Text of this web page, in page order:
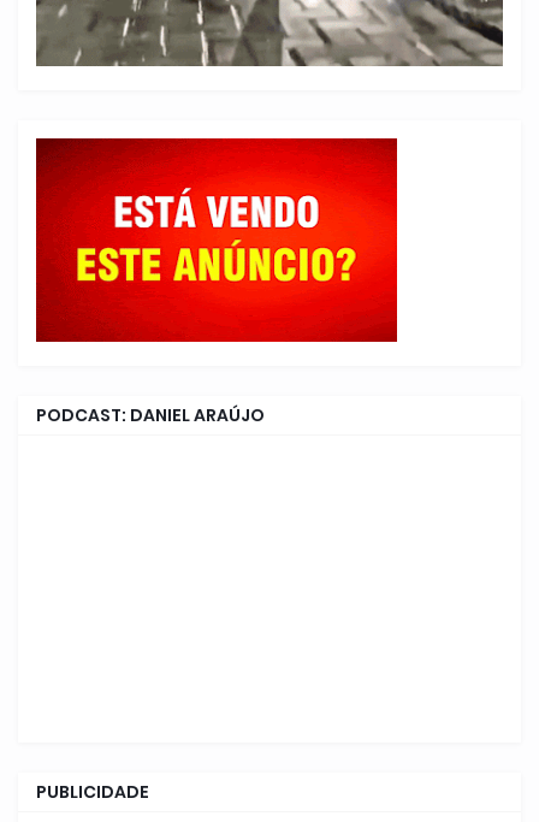
PODCAST: DANIEL ARAÚJO
PUBLICIDADE